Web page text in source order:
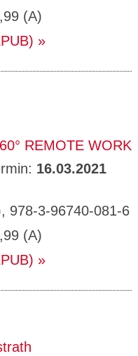
(A)
REMOTE WORK
16.03.2021
978-3-96740-081-6
(A)